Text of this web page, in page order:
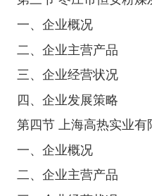
一、企业概况
二、企业主营产品
三、企业经营状况
四、企业发展策略
第四节 上海高热实业有
一、企业概况
二、企业主营产品